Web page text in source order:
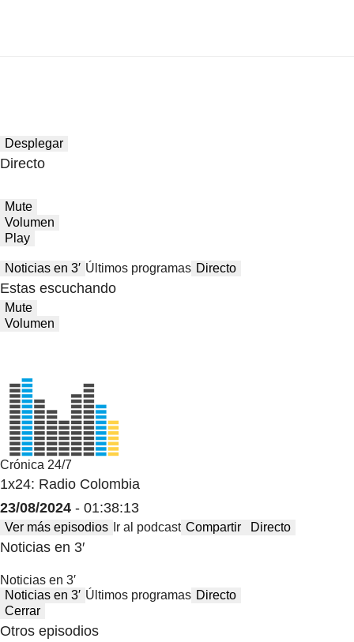
Desplegar
Directo
Mute
Volumen
Play
Noticias en 3′ Últimos programas Directo
Estas escuchando
Mute
Volumen
Crónica 24/7
1x24: Radio Colombia
23/08/2024 - 01:38:13
Ver más episodios Ir al podcast Compartir Directo
Noticias en 3′
Noticias en 3′
Noticias en 3′ Últimos programas Directo
Cerrar
Otros episodios